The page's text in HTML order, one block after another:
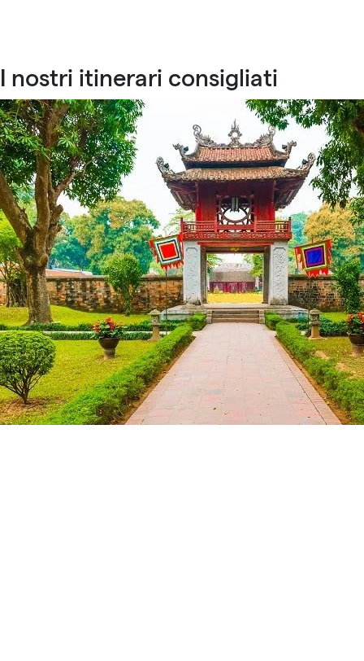
I nostri itinerari consigliati